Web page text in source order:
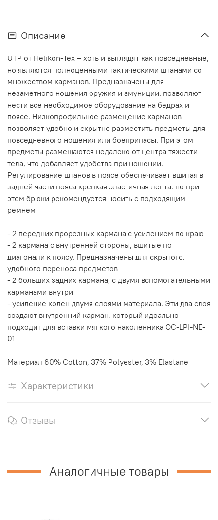
Описание
UTP от Helikon-Tex – хоть и выглядят как повседневные,
но являются полноценными тактическими штанами со
множеством карманов. Предназначены для
незаметного ношения оружия и амуниции. позволяют
нести все необходимое оборудование на бедрах и
поясе. Низкопрофильное размещение карманов
позволяет удобно и скрытно разместить предметы для
повседневного ношения или боеприпасы. При этом
предметы размещаются недалеко от центра тяжести
тела, что добавляет удобства при ношении.
Регулирование штанов в поясе обеспечивает вшитая в
задней части пояса крепкая эластичная лента. но при
этом брюки рекомендуется носить с подходящим
ремнем
- 2 передних прорезных кармана с усилением по краю
- 2 кармана с внутренней стороны, вшитые по
диагонали к поясу. Предназначены для скрытого,
удобного переноса предметов
- 2 больших задних кармана, с двумя вспомогательными
карманами внутри
- усиление колен двумя слоями материала. Эти два слоя
создают внутренний карман, который идеально
подходит для вставки мягкого наколенника OC-LPI-NE-
01
Материал 60% Cotton, 37% Polyester, 3% Elastane
Характеристики
Отзывы
Аналогичные товары